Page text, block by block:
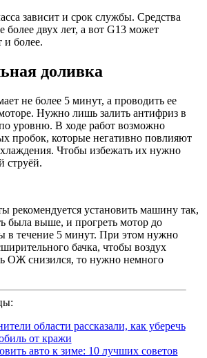
зависит и срок службы. Средства
более двух лет, а вот G13 может
и более.
доливка
не более 5 минут, а проводить ее
Нужно лишь залить антифриз в
уровню. В ходе работ возможно
пробок, которые негативно повлияют
Чтобы избежать их нужно
струёй.
рекомендуется установить машину так,
была выше, и прогреть мотор до
в течение 5 минут. При этом нужно
бачка, чтобы воздух
ОЖ снизился, то нужно немного
области рассказали, как уберечь
от кражи
авто к зиме: 10 лучших советов